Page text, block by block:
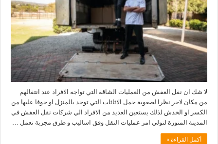
لا شك ان نقل العفش من العمليات الشاقة التي تواجه الافراد عند انتقالهم
من مكان لاخر نظرا لصعوبة حمل الاثاثات التي توجد بالمنزل او خوفا عليها من
الكسر او الخدش لذلك يستعين العديد من الافراد الي شركات نقل العفش في
المدينة المنورة لتولي امر عمليات النقل وفق اساليب و طرق مجربة تعمل …
أكمل القراءة »